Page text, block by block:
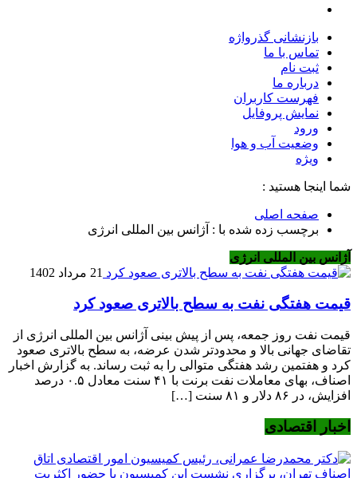
بازنشانی گذرواژه
تماس با ما
ثبت نام
درباره ما
فهرست کاربران
نمایش پروفایل
ورود
وضعیت آب و هوا
ویژه
شما اینجا هستید :
صفحه اصلی
برچسب زده شده با : آژانس بین المللی انرژی
آژانس بین المللی انرژی
21 مرداد 1402
قیمت هفتگی نفت به سطح بالاتری صعود کرد
قیمت نفت روز جمعه، پس از پیش بینی آژانس بین المللی انرژی از
تقاضای جهانی بالا و محدودتر شدن عرضه، به سطح بالاتری صعود
کرد و هفتمین رشد هفتگی متوالی را به ثبت رساند. به گزارش اخبار
اصناف، بهای معاملات نفت برنت با ۴۱ سنت معادل ۰.۵ درصد
افزایش، در ۸۶ دلار و ۸۱ سنت […]
اخبار اقتصادی